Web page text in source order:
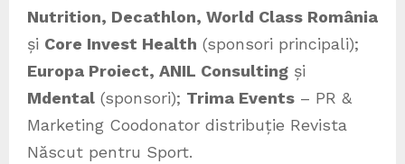
Nutrition, Decathlon, World Class România
și Core Invest Health (sponsori principali);
Europa Proiect, ANIL Consulting și
Mdental (sponsori); Trima Events – PR &
Marketing Coodonator distribuție Revista
Născut pentru Sport.